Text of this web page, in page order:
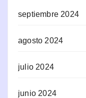
septiembre 2024
agosto 2024
julio 2024
junio 2024